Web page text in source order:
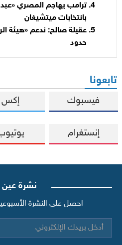
ترامب يهاجم المصري
بانتخابات ميتشيغان
عقيلة صالح: ندعم «هيئة
حدود
تابعونا
فيسبوك إكس
إنستغرام
نشرة عين
احصل على النشرة